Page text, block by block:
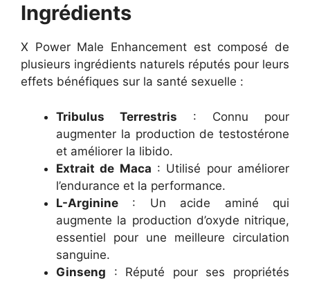
Ingrédients
X Power Male Enhancement est composé de
plusieurs ingrédients naturels réputés pour leurs
effets bénéfiques sur la santé sexuelle :
Tribulus Terrestris : Connu pour
augmenter la production de testostérone
et améliorer la libido.
Extrait de Maca : Utilisé pour améliorer
l’endurance et la performance.
L-Arginine : Un acide aminé qui
augmente la production d’oxyde nitrique,
essentiel pour une meilleure circulation
sanguine.
Ginseng : Réputé pour ses propriétés